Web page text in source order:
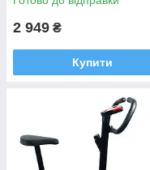
2 949 ₴
Купити